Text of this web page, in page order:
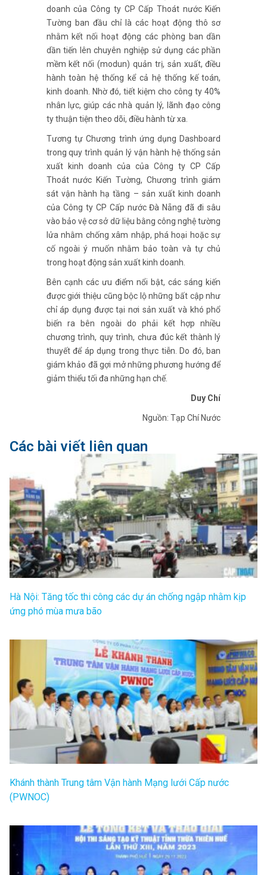
doanh của Công ty CP Cấp Thoát nước Kiến
Tường ban đầu chỉ là các hoạt động thô sơ
nhằm kết nối hoạt động các phòng ban dần
dần tiến lên chuyên nghiệp sử dụng các phần
mềm kết nối (modun) quản trị, sản xuất, điều
hành toàn hệ thống kể cả hệ thống kế toán,
kinh doanh. Nhờ đó, tiết kiệm cho công ty 40%
nhân lực, giúp các nhà quản lý, lãnh đạo công
ty thuận tiện theo dõi, điều hành từ xa.
Tương tự Chương trình ứng dụng Dashboard
trong quy trình quản lý vận hành hệ thống sản
xuất kinh doanh của của Công ty CP Cấp
Thoát nước Kiến Tường, Chương trình giám
sát vận hành hạ tầng – sản xuất kinh doanh
của Công ty CP Cấp nước Đà Nẵng đã đi sâu
vào bảo vệ cơ sở dữ liệu bằng công nghệ tường
lửa nhằm chống xâm nhập, phá hoại hoặc sự
cố ngoài ý muốn nhằm bảo toàn và tự chủ
trong hoạt động sản xuất kinh doanh.
Bên cạnh các ưu điểm nổi bật, các sáng kiến
được giới thiệu cũng bộc lộ những bất cập như
chỉ áp dụng được tại nơi sản xuất và khó phổ
biến ra bên ngoài do phải kết hợp nhiều
chương trình, quy trình, chưa đúc kết thành lý
thuyết để áp dụng trong thực tiễn. Do đó, ban
giám khảo đã gợi mở những phương hướng để
giảm thiểu tối đa những hạn chế.
Duy Chí
Nguồn: Tạp Chí Nước
Các bài viết liên quan
Hà Nội: Tăng tốc thi công các dự án chống ngập nhằm kịp
ứng phó mùa mưa bão
Khánh thành Trung tâm Vận hành Mạng lưới Cấp nước
(PWNOC)